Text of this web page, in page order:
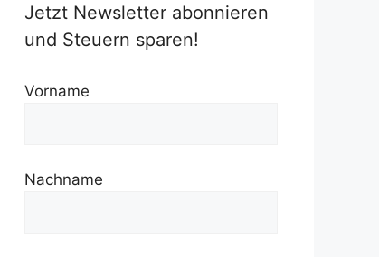
Jetzt Newsletter abonnieren
und Steuern sparen!
Vorname
Nachname